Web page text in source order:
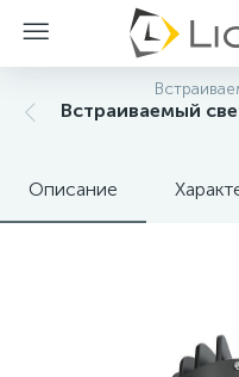
Встраиваемый
Описание